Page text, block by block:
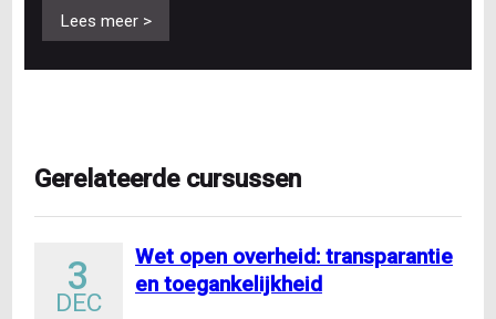
Lees meer >
Gerelateerde cursussen
3
DEC
Wet open overheid: transparantie
en toegankelijkheid